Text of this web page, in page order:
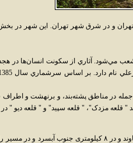
و در شرق شهر تهران. اين شهر در
مي‌شود. آثاري از سکونت انسان‌ها در
جمله در مناطق پشته‌بند، و برنهشت و
" قلعه مزدک"، " قلعه سپيد" و " قلعه ديو "
شهر کیلان در ۲۶ کیلومتری جنوب شرقی دماوند و در ۸ کیلومتری